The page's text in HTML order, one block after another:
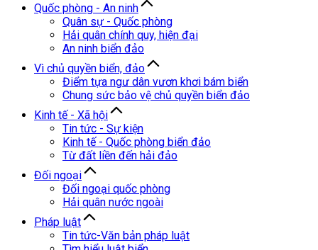
Quốc phòng - An ninh
Quân sự - Quốc phòng
Hải quân chính quy, hiện đại
An ninh biển đảo
Vì chủ quyền biển, đảo
Điểm tựa ngư dân vươn khơi bám biển
Chung sức bảo vệ chủ quyền biển đảo
Kinh tế - Xã hội
Tin tức - Sự kiện
Kinh tế - Quốc phòng biển đảo
Từ đất liền đến hải đảo
Đối ngoại
Đối ngoại quốc phòng
Hải quân nước ngoài
Pháp luật
Tin tức-Văn bản pháp luật